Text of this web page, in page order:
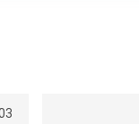
0.03